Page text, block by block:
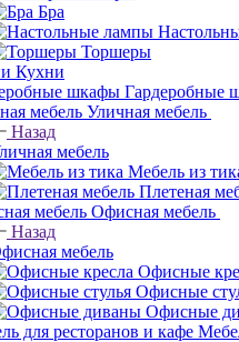
лампы
шкафы
мебель
Назад
мебель
из тика
мебель
Офисная мебель
Назад
мебель
Офисные
Офисные